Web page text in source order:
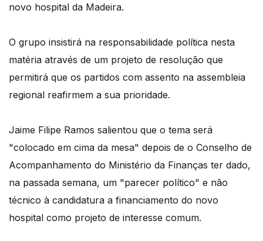
novo hospital da Madeira.
O grupo insistirá na responsabilidade política nesta
matéria através de um projeto de resolução que
permitirá que os partidos com assento na assembleia
regional reafirmem a sua prioridade.
Jaime Filipe Ramos salientou que o tema será
"colocado em cima da mesa" depois de o Conselho de
Acompanhamento do Ministério da Finanças ter dado,
na passada semana, um "parecer político" e não
técnico à candidatura a financiamento do novo
hospital como projeto de interesse comum.